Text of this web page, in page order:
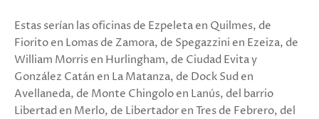
Estas serían las oficinas de Ezpeleta en Quilmes, de
Fiorito en Lomas de Zamora, de Spegazzini en Ezeiza, de
William Morris en Hurlingham, de Ciudad Evita y
González Catán en La Matanza, de Dock Sud en
Avellaneda, de Monte Chingolo en Lanús, del barrio
Libertad en Merlo, de Libertador en Tres de Febrero, del